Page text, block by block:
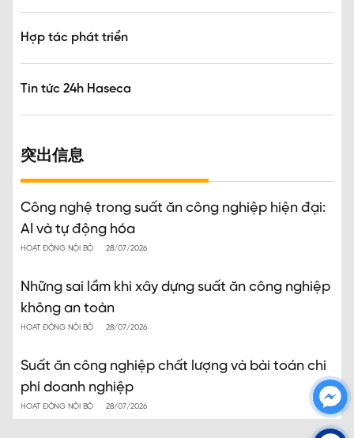
Hợp tác phát triển
Tin tức 24h Haseca
突出信息
Công nghệ trong suất ăn công nghiệp hiện đại:
AI và tự động hóa
HOẠT ĐỘNG NỘI BỘ 28/07/2026
Những sai lầm khi xây dựng suất ăn công nghiệp
không an toàn
HOẠT ĐỘNG NỘI BỘ 28/07/2026
Suất ăn công nghiệp chất lượng và bài toán chi
phí doanh nghiệp
HOẠT ĐỘNG NỘI BỘ 28/07/2026